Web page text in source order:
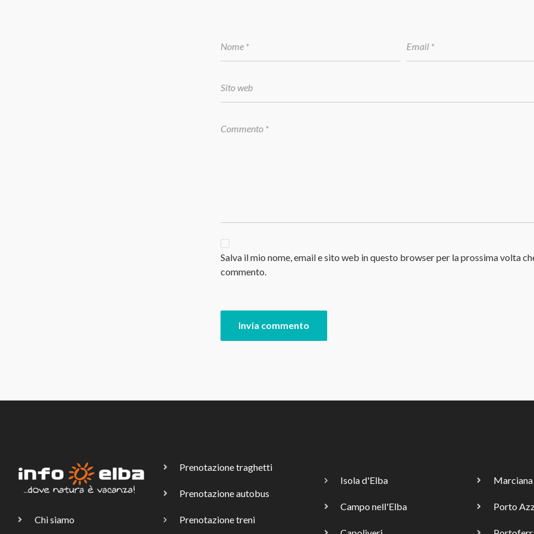
Salva il mio nome, email e sito web in questo browser per la prossima volta
commento.
Chi siamo
Prenotazione traghetti
Prenotazione autobus
Prenotazione treni
Isola d'Elba
Campo nell'Elba Porto